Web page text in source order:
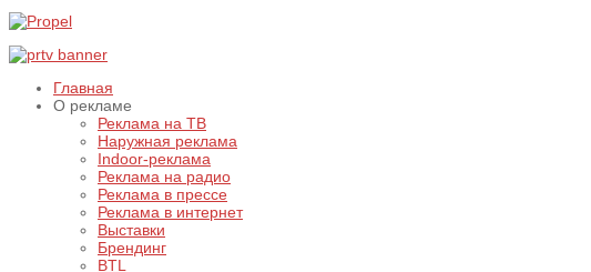
Главная
О рекламе
Реклама на ТВ
Наружная реклама
Indoor-реклама
Реклама на радио
Реклама в прессе
Реклама в интернет
Выставки
Брендинг
BTL